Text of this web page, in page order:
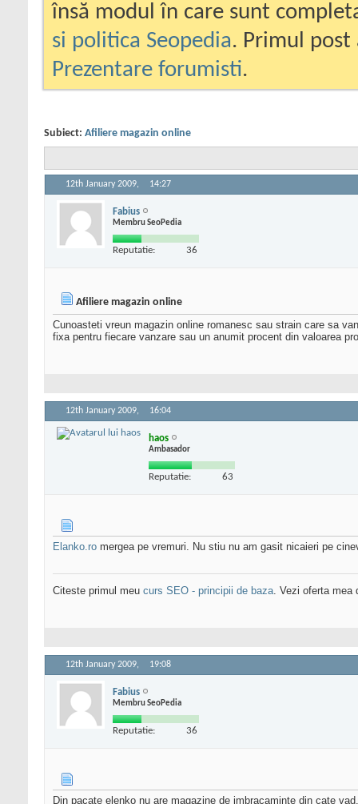
însă modul în care sunt
si politica Seopedia. Primul
Prezentare forumisti.
Subiect: Afiliere magazin online
12th January 2009, 14:27
Fabius
Membru SeoPedia
Reputatie: 36
Afiliere magazin online
Cunoasteti vreun magazin online romanesc sau strain care sa
fixa pentru fiecare vanzare sau un anumit procent din valoarea
12th January 2009, 16:04
haos
Ambasador
Reputatie: 63
Elanko.ro mergea pe vremuri. Nu stiu nu am gasit nicaieri pe
Citeste primul meu curs SEO - principii de baza. Vezi oferta mea
12th January 2009, 19:08
Fabius
Membru SeoPedia
Reputatie: 36
Din pacate elenko nu are magazine de imbracaminte din cate vad.